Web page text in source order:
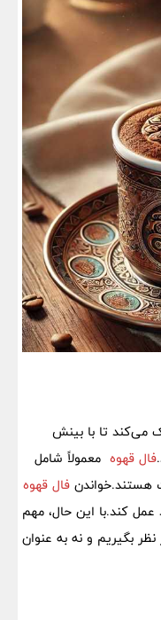
می‌کند تا با بینش
فال قهوه معمولاً شامل
هستند.خواندن فال قهوه
عمل کند.با این حال، مهم
بگیریم و نه به عنوان